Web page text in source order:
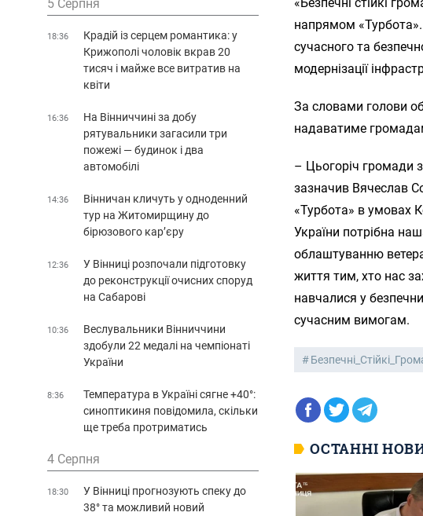
«Безпечні стійкі
напрямом
сучасного та
модернізації
За словами голови
надаватиме
– Цьогоріч громади
зазначив Вячеслав
«Турбота» в умовах
України потрібна
облаштуванню
життя тим, хто нас
навчалися у
сучасним вимогам.
ОСТАННІ
5 Серпня
18:36
Крадій із серцем романтика: у
Крижополі чоловік вкрав 20
тисяч і майже все витратив на
квіти
16:36
На Вінниччині за добу
рятувальники загасили три
пожежі — будинок і два
автомобілі
14:36
Вінничан кличуть у одноденний
тур на Житомирщину до
бірюзового кар’єру
12:36
У Вінниці розпочали підготовку
до реконструкції очисних споруд
на Сабарові
10:36
Веслувальники Вінниччини
здобули 22 медалі на чемпіонаті
України
8:36
Температура в Україні сягне +40°:
синоптикиня повідомила, скільки
ще треба протриматись
4 Серпня
18:30
У Вінниці прогнозують спеку до
38° та можливий новий